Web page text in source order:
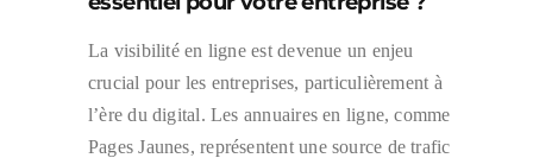
La visibilité en ligne est devenue un enjeu
crucial pour les entreprises, particulièrement à
l’ère du digital. Les annuaires en ligne, comme
Pages Jaunes, représentent une source de trafic